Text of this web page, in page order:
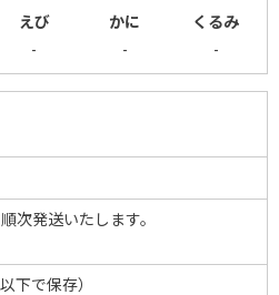
えび かに
くるみ
- - -
次発送いたします。
下で保存）